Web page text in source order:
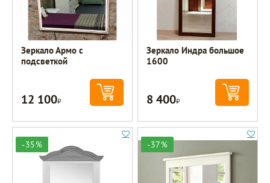
Зеркало Армо с
подсветкой
12 100Р
Зеркало Индра большое
1600
8 400Р
-35% -37%